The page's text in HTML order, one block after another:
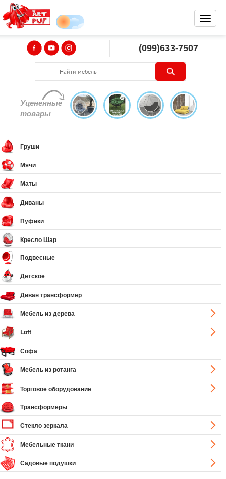
(099)633-7507
Уцененные
товары
Груши
Мячи
Маты
Диваны
Пуфики
Кресло Шар
Подвесные
Детское
Диван трансформер
Мебель из дерева
Loft
Софа
Мебель из ротанга
Торговое оборудование
Трансформеры
Стекло зеркала
Мебельные ткани
Садовые подушки